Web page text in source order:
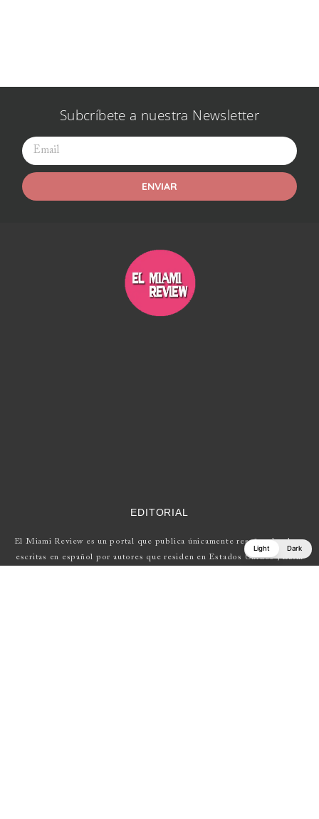
Subcríbete a nuestra Newsletter
ENVIAR
EDITORIAL
El Miami Review es un portal que publica únicamente reseñas de obras
escritas en español por autores que residen en Estados Unidos , Latin
Light Dark